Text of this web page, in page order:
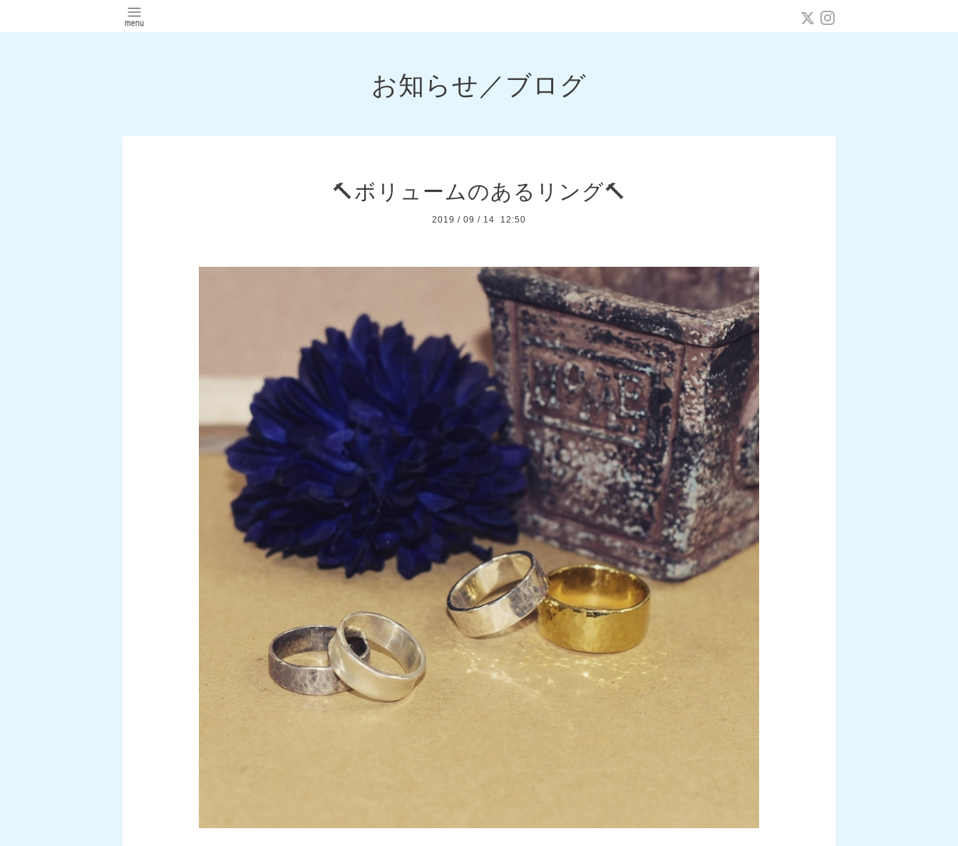
お知らせ／ブログ
🔨ボリュームのあるリング🔨
2019 / 09 / 14 12:50